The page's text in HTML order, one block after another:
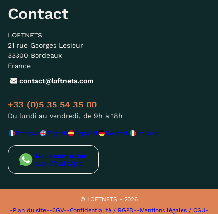
Contact
LOFTNETS
21 rue Georges Lesieur
33300 Bordeaux
France
contact@loftnets.com
+33 (0)5 35 54 35 00
Du lundi au vendredi, de 9h à 18h
Français English Español Deutsch Italiano
Nous contacter
sur WhatsApp
© LOFTNETS - 2026
-Plan du site--CGV--Confidentialité / RGPD--Mentions légales / CGU-